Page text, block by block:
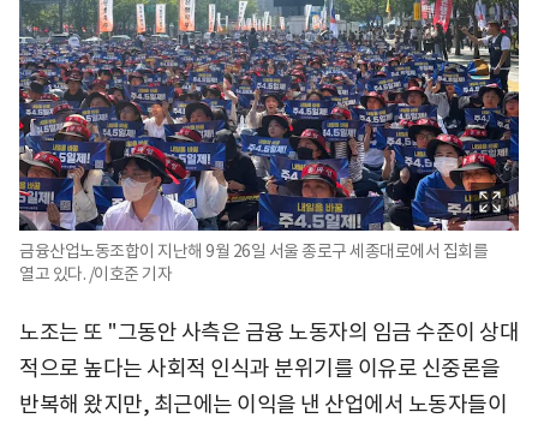
금융산업노동조합이 지난해 9월 26일 서울 종로구 세종대로에서 집회를
열고 있다. /이호준 기자
노조는 또 "그동안 사측은 금융 노동자의 임금 수준이 상대
적으로 높다는 사회적 인식과 분위기를 이유로 신중론을
반복해 왔지만, 최근에는 이익을 낸 산업에서 노동자들이